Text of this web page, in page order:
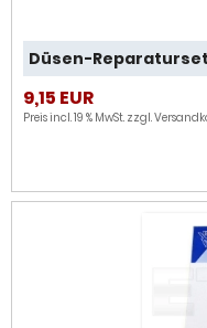
Düsen-Reparaturset
9,15 EUR
Preis incl. 19 % MwSt. zzgl.